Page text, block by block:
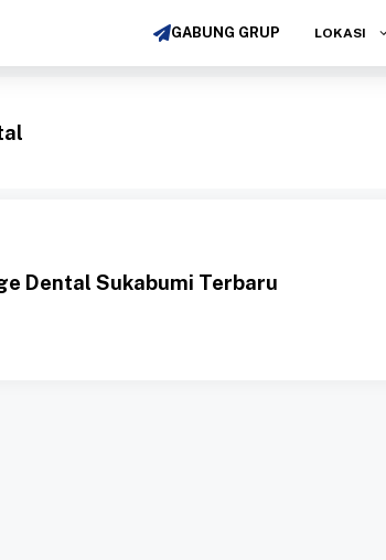
GABUNG GRUP LOKASI
Dental Sukabumi Terbaru